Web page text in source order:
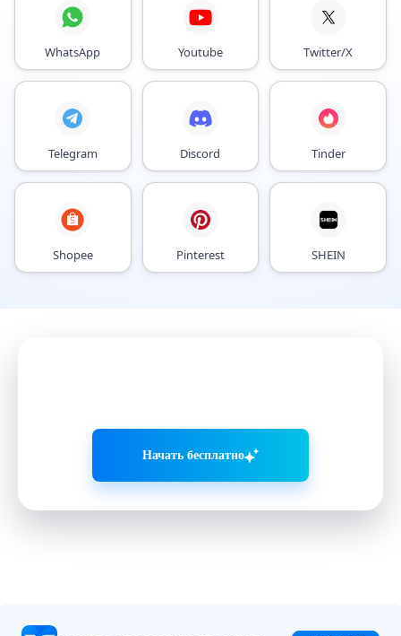
WhatsApp Youtube Twitter/X
Telegram Discord Tinder
Shopee Pinterest SHEIN
Начать бесплатно